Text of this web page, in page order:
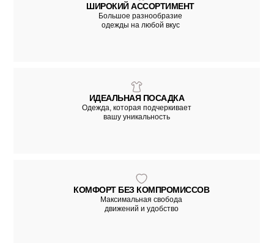
ШИРОКИЙ АССОРТИМЕНТ
Большое разнообразие
одежды на любой вкус
ИДЕАЛЬНАЯ ПОСАДКА
Одежда, которая подчеркивает
вашу уникальность
КОМФОРТ БЕЗ КОМПРОМИССОВ
Максимальная свобода
движений и удобство